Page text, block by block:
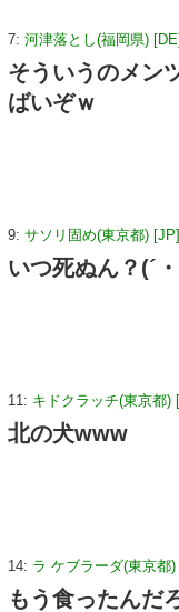
7: 河津落とし(福岡県) [DE]
そういうのメン
ばいぞｗ
9: サソリ固め(東京都) [JP]
いつ死ぬん？(´
11: キドクラッチ(東京都)
北の犬www
14: ラ ケブラーダ(東京都)
もう食ったんだ